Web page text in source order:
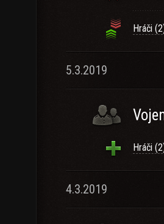
Hráči
5.3.2019
Hráči
4.3.2019